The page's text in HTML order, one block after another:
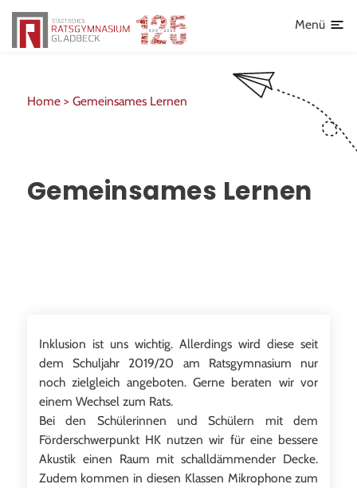
Menü
AGs
Schulsanitätsdienst
Schulhoodies und T-Shirts
Home > Gemeinsames Lernen
Gemeinsames Lernen
Inklusion ist uns wichtig. Allerdings wird diese seit
dem Schuljahr 2019/20 am Ratsgymnasium nur
noch zielgleich angeboten. Gerne beraten wir vor
einem Wechsel zum Rats.
Bei den Schülerinnen und Schülern mit dem
Förderschwerpunkt HK nutzen wir für eine bessere
Akustik einen Raum mit schalldämmender Decke.
Zudem kommen in diesen Klassen Mikrophone zum